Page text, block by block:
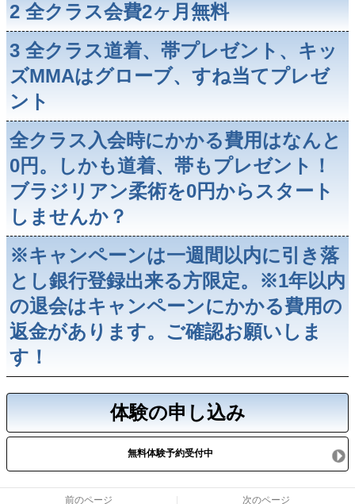
2 全クラス会費2ヶ月無料
3 全クラス道着、帯プレゼント、キッ
ズMMAはグローブ、すね当てプレゼ
ント
全クラス入会時にかかる費用はなんと
0円。しかも道着、帯もプレゼント！
ブラジリアン柔術を0円からスタート
しませんか？
※キャンペーンは一週間以内に引き落
とし銀行登録出来る方限定。※1年以内
の退会はキャンペーンにかかる費用の
返金があります。ご確認お願いしま
す！
体験の申し込み
無料体験予約受付中
前のページ 次のページ